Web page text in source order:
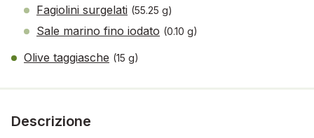
Fagiolini surgelati (55.25 g)
Sale marino fino iodato (0.10 g)
Olive taggiasche (15 g)
Descrizione